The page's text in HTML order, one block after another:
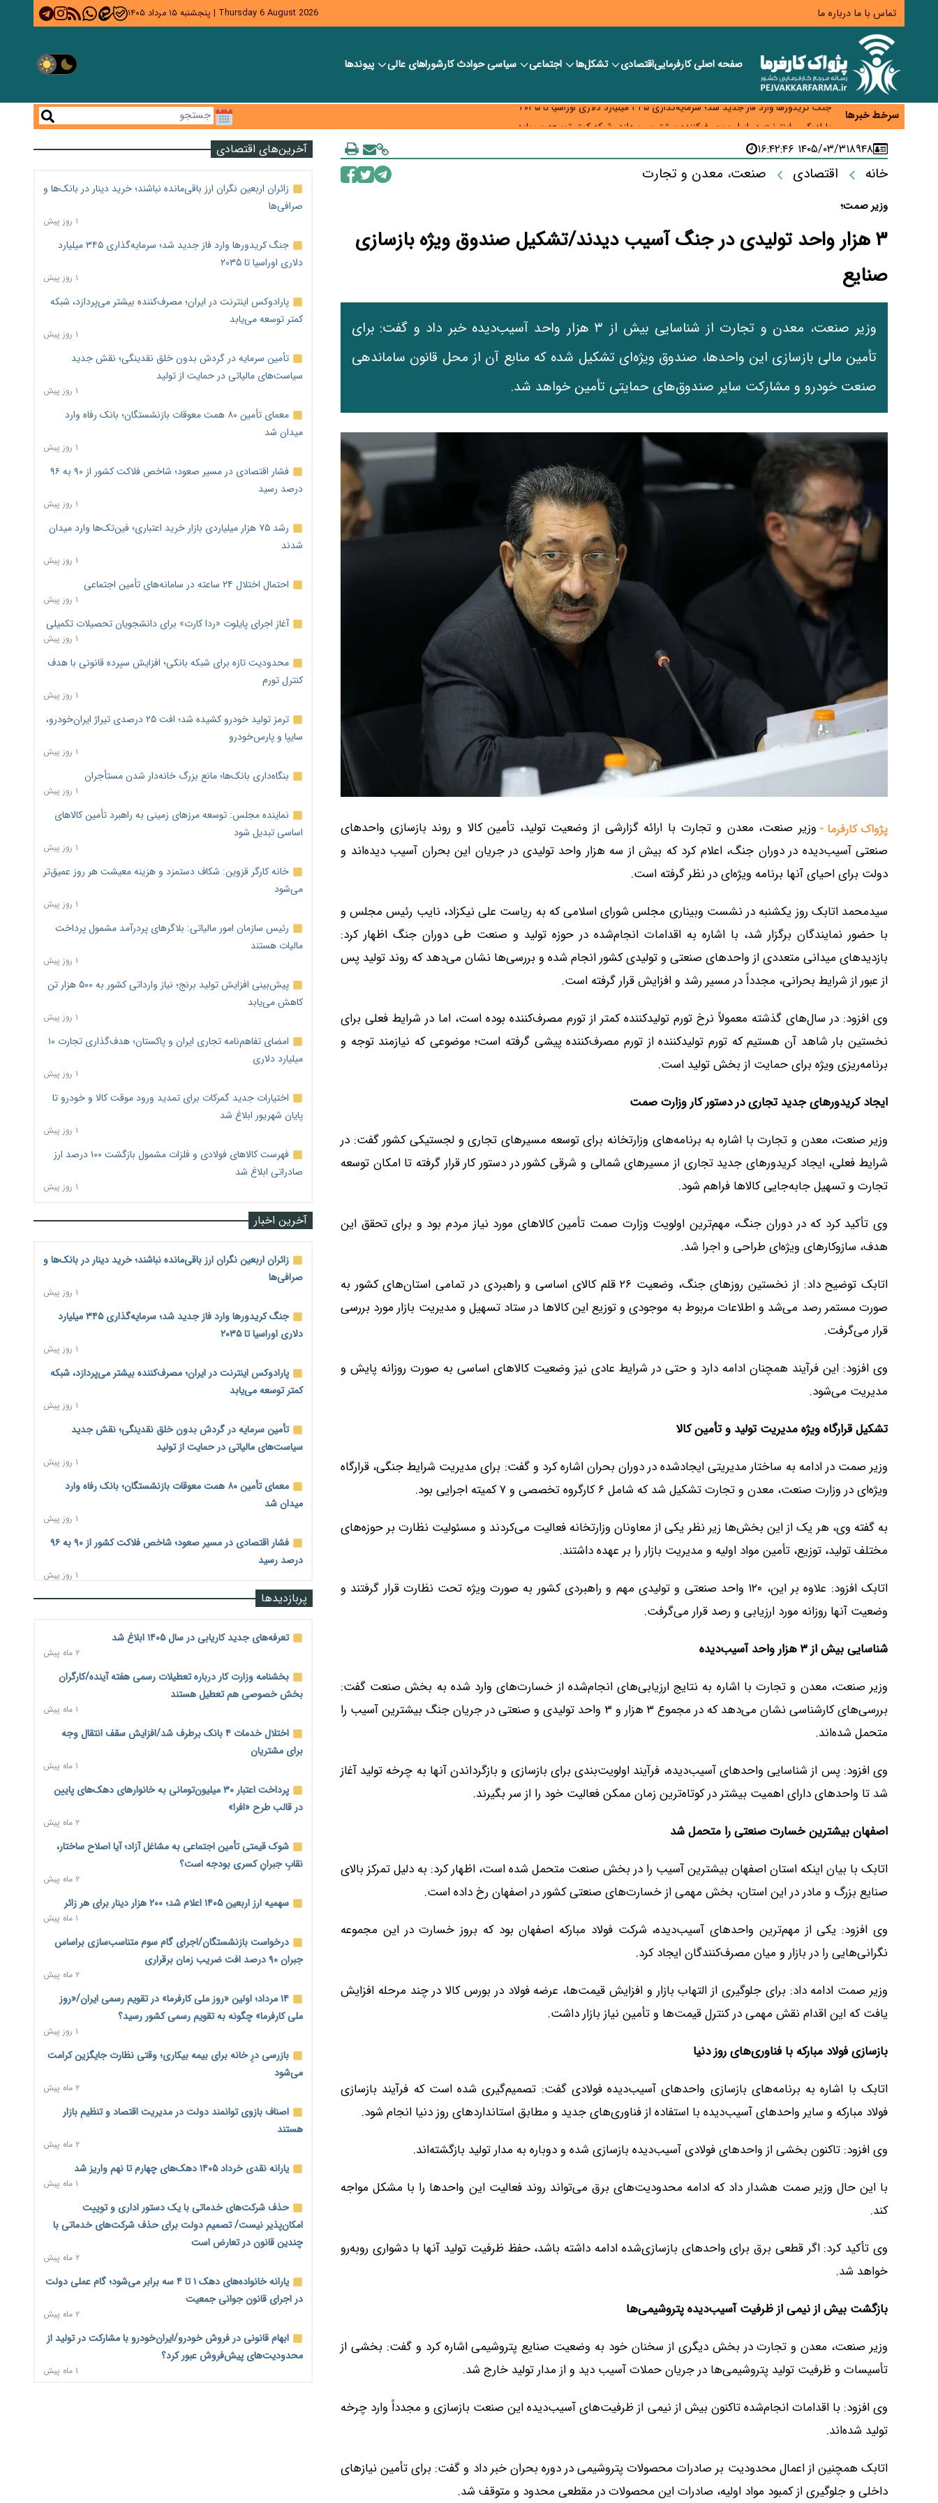
تماس با ما درباره ما Thursday 6 August 2026
| پنجشنبه ۱۵ مرداد ۱۴۰۵
صفحه اصلیکارفرماییاقتصادی تشکل‌ها اجتماعی سیاسیحوادث کارشورا‎های عالی پیوندها
سرخط خبرها
زائران اربعین نگران ارز باقی‌مانده نباشند؛ خرید دینار در بانک‌ها و صرافی‌ها
پارادوکس اینترنت در ایران؛ مصرف‌کننده بیشتر می‌پردازد، شبکه کمتر توسعه می‌یابد
معمای تأمین ۸۰ همت معوقات بازنشستگان؛ بانک رفاه وارد میدان شد
۸۹۴۸۱۴۰۵/۰۳/۳۱ ۱۶:۴۲:۴۶
خانه اقتصادی صنعت، معدن و تجارت
وزیر صمت؛
۳ هزار واحد تولیدی در جنگ آسیب دیدند/تشکیل صندوق ویژه بازسازی
صنایع
وزیر صنعت، معدن و تجارت از شناسایی بیش از ۳ هزار واحد آسیب‌دیده خبر داد و گفت: برای
تأمین مالی بازسازی این واحدها، صندوق ویژه‌ای تشکیل شده که منابع آن از محل قانون ساماندهی
صنعت خودرو و مشارکت سایر صندوق‌های حمایتی تأمین خواهد شد.
پژواک کارفرما - وزیر صنعت، معدن و تجارت با ارائه گزارشی از وضعیت تولید، تأمین کالا و روند بازسازی واحدهای
صنعتی آسیب‌دیده در دوران جنگ، اعلام کرد که بیش از سه هزار واحد تولیدی در جریان این بحران آسیب دیده‌اند و
دولت برای احیای آنها برنامه ویژه‌ای در نظر گرفته است.
سیدمحمد اتابک روز یکشنبه در نشست وبیناری مجلس شورای اسلامی که به ریاست علی نیکزاد، نایب رئیس مجلس و
با حضور نمایندگان برگزار شد، با اشاره به اقدامات انجام‌شده در حوزه تولید و صنعت طی دوران جنگ اظهار کرد:
بازدیدهای میدانی متعددی از واحدهای صنعتی و تولیدی کشور انجام شده و بررسی‌ها نشان می‌دهد که روند تولید پس
از عبور از شرایط بحرانی، مجدداً در مسیر رشد و افزایش قرار گرفته است.
وی افزود: در سال‌های گذشته معمولاً نرخ تورم تولیدکننده کمتر از تورم مصرف‌کننده بوده است، اما در شرایط فعلی برای
نخستین بار شاهد آن هستیم که تورم تولیدکننده از تورم مصرف‌کننده پیشی گرفته است؛ موضوعی که نیازمند توجه و
برنامه‌ریزی ویژه برای حمایت از بخش تولید است.
ایجاد کریدورهای جدید تجاری در دستور کار وزارت صمت
وزیر صنعت، معدن و تجارت با اشاره به برنامه‌های وزارتخانه برای توسعه مسیرهای تجاری و لجستیکی کشور گفت: در
شرایط فعلی، ایجاد کریدورهای جدید تجاری از مسیرهای شمالی و شرقی کشور در دستور کار قرار گرفته تا امکان توسعه
تجارت و تسهیل جابه‌جایی کالاها فراهم شود.
وی تأکید کرد که در دوران جنگ، مهم‌ترین اولویت وزارت صمت تأمین کالاهای مورد نیاز مردم بود و برای تحقق این
هدف، سازوکارهای ویژه‌ای طراحی و اجرا شد.
اتابک توضیح داد: از نخستین روزهای جنگ، وضعیت ۲۶ قلم کالای اساسی و راهبردی در تمامی استان‌های کشور به
صورت مستمر رصد می‌شد و اطلاعات مربوط به موجودی و توزیع این کالاها در ستاد تسهیل و مدیریت بازار مورد بررسی
قرار می‌گرفت.
وی افزود: این فرآیند همچنان ادامه دارد و حتی در شرایط عادی نیز وضعیت کالاهای اساسی به صورت روزانه پایش و
مدیریت می‌شود.
تشکیل قرارگاه ویژه مدیریت تولید و تأمین کالا
وزیر صمت در ادامه به ساختار مدیریتی ایجادشده در دوران بحران اشاره کرد و گفت: برای مدیریت شرایط جنگی، قرارگاه
ویژه‌ای در وزارت صنعت، معدن و تجارت تشکیل شد که شامل ۶ کارگروه تخصصی و ۷ کمیته اجرایی بود.
به گفته وی، هر یک از این بخش‌ها زیر نظر یکی از معاونان وزارتخانه فعالیت می‌کردند و مسئولیت نظارت بر حوزه‌های
مختلف تولید، توزیع، تأمین مواد اولیه و مدیریت بازار را بر عهده داشتند.
اتابک افزود: علاوه بر این، ۱۲۰ واحد صنعتی و تولیدی مهم و راهبردی کشور به صورت ویژه تحت نظارت قرار گرفتند و
وضعیت آنها روزانه مورد ارزیابی و رصد قرار می‌گرفت.
شناسایی بیش از۳هزار واحد آسیب‌دیده
وزیر صنعت، معدن و تجارت با اشاره به نتایج ارزیابی‌های انجام‌شده از خسارت‌های وارد شده به بخش صنعت گفت:
بررسی‌های کارشناسی نشان می‌دهد که در مجموع ۳ هزار و ۳ واحد تولیدی و صنعتی در جریان جنگ بیشترین آسیب را
متحمل شده‌اند.
وی افزود: پس از شناسایی واحدهای آسیب‌دیده، فرآیند اولویت‌بندی برای بازسازی و بازگرداندن آنها به چرخه تولید آغاز
شد تا واحدهای دارای اهمیت بیشتر در کوتاه‌ترین زمان ممکن فعالیت خود را از سر بگیرند.
اصفهان بیشترین خسارت صنعتی را متحمل شد
اتابک با بیان اینکه استان اصفهان بیشترین آسیب را در بخش صنعت متحمل شده است، اظهار کرد: به دلیل تمرکز بالای
صنایع بزرگ و مادر در این استان، بخش مهمی از خسارت‌های صنعتی کشور در اصفهان رخ داده است.
وی افزود: یکی از مهم‌ترین واحدهای آسیب‌دیده، شرکت فولاد مبارکه اصفهان بود که بروز خسارت در این مجموعه
نگرانی‌هایی را در بازار و میان مصرف‌کنندگان ایجاد کرد.
وزیر صمت ادامه داد: برای جلوگیری از التهاب بازار و افزایش قیمت‌ها، عرضه فولاد در بورس کالا در چند مرحله افزایش
یافت که این اقدام نقش مهمی در کنترل قیمت‌ها و تأمین نیاز بازار داشت.
بازسازی فولاد مبارکه با فناوری‌های روز دنیا
اتابک با اشاره به برنامه‌های بازسازی واحدهای آسیب‌دیده فولادی گفت: تصمیم‌گیری شده است که فرآیند بازسازی
فولاد مبارکه و سایر واحدهای آسیب‌دیده با استفاده از فناوری‌های جدید و مطابق استانداردهای روز دنیا انجام شود.
وی افزود: تاکنون بخشی از واحدهای فولادی آسیب‌دیده بازسازی شده و دوباره به مدار تولید بازگشته‌اند.
با این حال وزیر صمت هشدار داد که ادامه محدودیت‌های برق می‌تواند روند فعالیت این واحدها را با مشکل مواجه
کند.
وی تأکید کرد: اگر قطعی برق برای واحدهای بازسازی‌شده ادامه داشته باشد، حفظ ظرفیت تولید آنها با دشواری روبه‌رو
خواهد شد.
بازگشت بیش از نیمی از ظرفیت آسیب‌دیده پتروشیمی‌ها
وزیر صنعت، معدن و تجارت در بخش دیگری از سخنان خود به وضعیت صنایع پتروشیمی اشاره کرد و گفت: بخشی از
تأسیسات و ظرفیت تولید پتروشیمی‌ها در جریان حملات آسیب دید و از مدار تولید خارج شد.
وی افزود: با اقدامات انجام‌شده تاکنون بیش از نیمی از ظرفیت‌های آسیب‌دیده این صنعت بازسازی و مجدداً وارد چرخه
تولید شده‌اند.
اتابک همچنین از اعمال محدودیت بر صادرات محصولات پتروشیمی در دوره بحران خبر داد و گفت: برای تأمین نیازهای
داخلی و جلوگیری از کمبود مواد اولیه، صادرات این محصولات در مقطعی محدود و متوقف شد.
آخرین‌های اقتصادی
زائران اربعین نگران ارز باقی‌مانده نباشند؛ خرید دینار در بانک‌ها و
صرافی‌ها
۱ روز پیش
جنگ کریدورها وارد فاز جدید شد؛ سرمایه‌گذاری ۳۴۵ میلیارد
دلاری اوراسیا تا ۲۰۳۵
۱ روز پیش
پارادوکس اینترنت در ایران؛ مصرف‌کننده بیشتر می‌پردازد، شبکه
کمتر توسعه می‌یابد
۱ روز پیش
تأمین سرمایه در گردش بدون خلق نقدینگی؛ نقش جدید
سیاست‌های مالیاتی در حمایت از تولید
۱ روز پیش
معمای تأمین ۸۰ همت معوقات بازنشستگان؛ بانک رفاه وارد
میدان شد
۱ روز پیش
فشار اقتصادی در مسیر صعود؛ شاخص فلاکت کشور از ۹۰ به ۹۶
درصد رسید
۱ روز پیش
رشد ۷۵ هزار میلیاردی بازار خرید اعتباری؛ فین‌تک‌ها وارد میدان
شدند
۱ روز پیش
احتمال اختلال ۲۴ ساعته در سامانه‌های تأمین اجتماعی
۱ روز پیش
آغاز اجرای پایلوت «ردا کارت» برای دانشجویان تحصیلات تکمیلی
۱ روز پیش
محدودیت تازه برای شبکه بانکی؛ افزایش سپرده قانونی با هدف
کنترل تورم
۱ روز پیش
ترمز تولید خودرو کشیده شد؛ افت ۲۵ درصدی تیراژ ایران‌خودرو،
سایپا و پارس‌خودرو
۱ روز پیش
بنگاه‌داری بانک‌ها؛ مانع بزرگ خانه‌دار شدن مستأجران
۱ روز پیش
نماینده مجلس: توسعه مرزهای زمینی به راهبرد تأمین کالاهای
اساسی تبدیل شود
۱ روز پیش
خانه کارگر قزوین: شکاف دستمزد و هزینه معیشت هر روز عمیق‌تر
می‌شود
۱ روز پیش
رئیس سازمان امور مالیاتی: بلاگرهای پردرآمد مشمول پرداخت
مالیات هستند
۱ روز پیش
پیش‌بینی افزایش تولید برنج؛ نیاز وارداتی کشور به ۵۰۰ هزار تن
کاهش می‌یابد
۱ روز پیش
امضای تفاهم‌نامه تجاری ایران و پاکستان؛ هدف‌گذاری تجارت ۱۰
میلیارد دلاری
۱ روز پیش
اختیارات جدید گمرکات برای تمدید ورود موقت کالا و خودرو تا
پایان شهریور ابلاغ شد
۱ روز پیش
فهرست کالاهای فولادی و فلزات مشمول بازگشت ۱۰۰ درصد ارز
صادراتی ابلاغ شد
۱ روز پیش
آخرین اخبار
زائران اربعین نگران ارز باقی‌مانده نباشند؛ خرید دینار در بانک‌ها و
صرافی‌ها
۱ روز پیش
جنگ کریدورها وارد فاز جدید شد؛ سرمایه‌گذاری ۳۴۵ میلیارد
دلاری اوراسیا تا ۲۰۳۵
۱ روز پیش
پارادوکس اینترنت در ایران؛ مصرف‌کننده بیشتر می‌پردازد، شبکه
کمتر توسعه می‌یابد
۱ روز پیش
تأمین سرمایه در گردش بدون خلق نقدینگی؛ نقش جدید
سیاست‌های مالیاتی در حمایت از تولید
۱ روز پیش
معمای تأمین ۸۰ همت معوقات بازنشستگان؛ بانک رفاه وارد
میدان شد
۱ روز پیش
فشار اقتصادی در مسیر صعود؛ شاخص فلاکت کشور از ۹۰ به ۹۶
درصد رسید
۱ روز پیش
رشد ۷۵ هزار میلیاردی بازار خرید اعتباری؛ فین‌تک‌ها وارد میدان
۱ روز پیش
آغاز اجرای پایلوت «ردا کارت» برای دانشجویان تحصیلات تکمیلی
۱ روز پیش
محدودیت تازه برای شبکه بانکی؛ افزایش سپرده قانونی با هدف
کنترل تورم
۱ روز پیش
ترمز تولید خودرو کشیده شد؛ افت ۲۵ درصدی تیراژ ایران‌خودرو،
سایپا و پارس‌خودرو
۱ روز پیش
بنگاه‌داری بانک‌ها؛ مانع بزرگ خانه‌دار شدن مستأجران
نماینده مجلس: توسعه مرزهای زمینی به راهبرد تأمین کالاهای
اساسی تبدیل شود
۱ روز پیش
خانه کارگر قزوین: شکاف دستمزد و هزینه معیشت هر روز عمیق‌تر
می‌شود
۱ روز پیش
رئیس سازمان امور مالیاتی: بلاگرهای پردرآمد مشمول پرداخت
مالیات هستند
۱ روز پیش
پیش‌بینی افزایش تولید برنج؛ نیاز وارداتی کشور به ۵۰۰ هزار تن
کاهش می‌یابد
۱ روز پیش
میلیارد دلاری
۱ روز پیش
اختیارات جدید گمرکات برای تمدید ورود موقت کالا و خودرو تا
فهرست کالاهای فولادی و فلزات مشمول بازگشت ۱۰۰ درصد ارز
صادراتی ابلاغ شد
۱ روز پیش
مرحله سیزدهم کالابرگ در سایه تورم؛ قدرت خرید یارانه
یک‌میلیونی بیش از پیش آب رفت
۱ روز پیش
۱۴ مرداد؛ اولین «روز ملی کارفرما» در تقویم رسمی ایران/«روز
ملی کارفرما» چگونه به تقویم رسمی کشور رسید؟
۱ روز پیش
پربازدیدها
تعرفه‌های جدید کاریابی در سال ۱۴۰۵ ابلاغ شد
۲ ماه پیش
بخشنامه وزارت کار درباره تعطیلات رسمی هفته آینده/کارگران
بخش خصوصی هم تعطیل هستند
۱ ماه پیش
اختلال خدمات ۴ بانک برطرف شد/افزایش سقف انتقال وجه
برای مشتریان
۱ ماه پیش
پرداخت اعتبار ۳۰ میلیون‌تومانی به خانوارهای دهک‌های پایین
در قالب طرح «افرا»
۲ ماه پیش
شوک قیمتی تأمین اجتماعی به مشاغل آزاد؛ آیا اصلاح ساختار،
نقابِ جبرانِ کسری بودجه است؟
۲ ماه پیش
سهمیه ارز اربعین ۱۴۰۵ اعلام شد؛ ۲۰۰ هزار دینار برای هر زائر
۱ ماه پیش
درخواست بازنشستگان/اجرای گام سوم متناسب‌سازی براساس
جبران ۹۰ درصد افت ضریب زمان برقراری
۲ ماه پیش
۱۴ مرداد؛ اولین «روز ملی کارفرما» در تقویم رسمی ایران/«روز
ملی کارفرما» چگونه به تقویم رسمی کشور رسید؟
۱ روز پیش
بازرسی درِ خانه برای بیمه بیکاری؛ وقتی نظارت جایگزین کرامت
می‌شود
۲ ماه پیش
اصناف بازوی توانمند دولت در مدیریت اقتصاد و تنظیم بازار
هستند
۲ ماه پیش
یارانه نقدی خرداد ۱۴۰۵ دهک‌های چهارم تا نهم واریز شد
۱ ماه پیش
حذف شرکت‌های خدماتی با یک دستور اداری و توییت
امکان‌پذیر نیست/ تصمیم دولت برای حذف شرکت‌های خدماتی با
چندین قانون در تعارض است
۲ ماه پیش
یارانه خانواده‌های دهک ۱ تا ۴ سه برابر می‌شود؛ گام عملی دولت
در اجرای قانون جوانی جمعیت
۲ ماه پیش
ابهام قانونی در فروش خودرو/ایران‌خودرو با مشارکت در تولید از
محدودیت‌های پیش‌فروش عبور کرد؟
۱ ماه پیش